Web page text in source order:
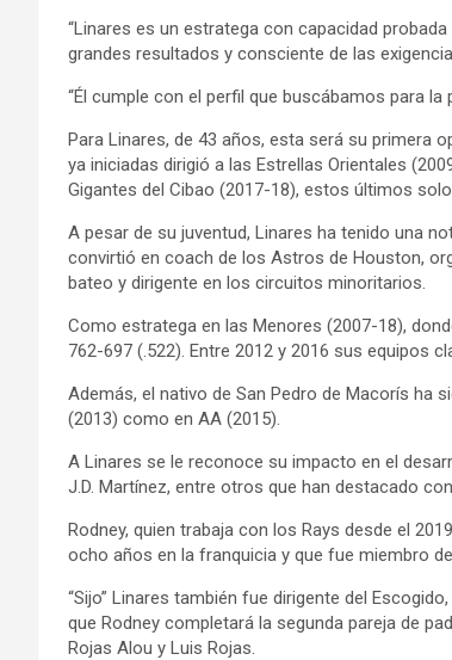
“Linares es un estratega con capacidad
grandes resultados y consciente de las
“Él cumple con el perfil que buscábamos para
Para Linares, de 43 años, esta será su primera
ya iniciadas dirigió a las Estrellas Orientales
Gigantes del Cibao (2017-18), estos últimos
A pesar de su juventud, Linares ha tenido una
convirtió en coach de los Astros de Houston,
bateo y dirigente en los circuitos minoritarios.
Como estratega en las Menores (2007-18),
762-697 (.522). Entre 2012 y 2016 sus equipos
Además, el nativo de San Pedro de Macorís ha
(2013) como en AA (2015).
A Linares se le reconoce su impacto en el
J.D. Martínez, entre otros que han destacado
Rodney, quien trabaja con los Rays desde el
ocho años en la franquicia y que fue miembro
“Sijo” Linares también fue dirigente del
que Rodney completará la segunda pareja de
Rojas Alou y Luis Rojas.